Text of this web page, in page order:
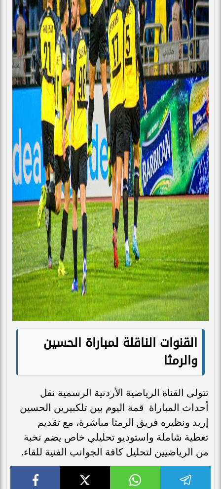
القنوات الناقلة لمباراة الحسين
والرمثا
تتولى القناة الرياضية الأردنية الرسمية نقل
أحداث المباراة قمة اليوم بين تلكبيرين الحسين
إربد ونظيره فريق الرمثا مباشرة، مع تقديم
تغطية شاملة واستوديو تحليلي خاص يضم نخبة
من الرياضيين لتحليل كافة الجوانب الفنية للقاء.